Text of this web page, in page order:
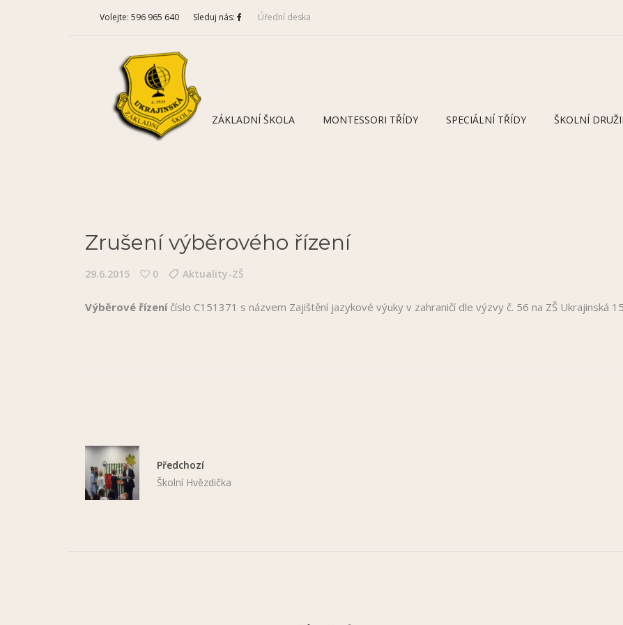
Volejte: 596 965 640 Sleduj nás: Úřední deska
ZÁKLADNÍ ŠKOLA MONTESSORI TŘÍDY SPECIÁLNÍ TŘÍDY ŠKOLNÍ
Zrušení výběrového řízení
29.6.2015 0 Aktuality-ZŠ
Výběrové řízeníčíslo C151371 s názvem Zajištění jazykové výuky v zahraničí dle výzvy č. 56 na ZŠ Ukrajinská
Předchozí
Školní Hvězdička